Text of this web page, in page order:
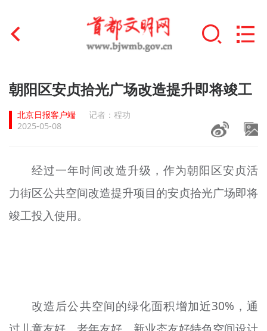
首页
文明创建
文明培育
+
未成年人思想道德建设
榜样人物
北京宣传文化引导基金
朝阳区安贞拾光广场改造提升即将竣工
北京日报客户端
记者：程功
2025-05-08
经过一年时间改造升级，作为朝阳区安贞活
力街区公共空间改造提升项目的安贞拾光广场即将
竣工投入使用。
改造后公共空间的绿化面积增加近30%，通